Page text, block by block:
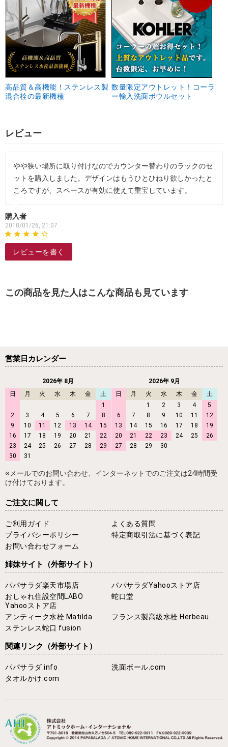
高品質＆高機能！ステンレス製
混合栓の最新機種
数量限定アウトレット！コーラ
ー輸入洗面ボウルセット
レビュー
やや狭い場所に取り付けなのでカウンター替わりのラックのセ
ットを購入しました。デザインはもうひとひねり欲しかったと
ころですが、スペースが有効に使えて重宝しています。
購入者
2018/01/26, 21:07
レビューを書く
この商品を見た人はこんな商品も見ています
営業日カレンダー
2026年 8月
日
月 火 水 木 金
土
1
2
3 4 5 6 7
8
9
10 11 12 13 14
15
16
17 18 19 20 21
22
23
24 25 26 27 28
29
30
31
2026年 9月
日
月 火 水 木 金
土
1
2 3 4
5
6
7 8 9 10 11
12
13
14 15 16 17 18
19
20
21 22 23 24 25
26
27
28 29 30
※メールでのお問い合わせ、インターネットでのご注文は24時間受
け付けております。
ご注文に関して
ご利用ガイド
よくある質問
プライバシーポリシー
特定商取引法に基づく表記
お問い合わせフォーム
姉妹サイト （外部サイト）
パパサラダ楽天市場店
パパサラダYahooストア店
おしゃれ住設空間LABO
Yahooストア店
蛇口堂
アンティーク水栓 Matilda
フランス製高級水栓 Herbeau
ステンレス蛇口 fusion
関連リンク （外部サイト）
パパサラダ.info
洗面ボール.com
タオルかけ.com